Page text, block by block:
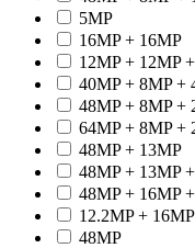
5MP
16MP + 16MP
12MP + 12MP
40MP + 8MP +
48MP + 8MP +
64MP + 8MP +
48MP + 13MP
48MP + 13MP
48MP + 16MP
12.2MP + 16MP
48MP